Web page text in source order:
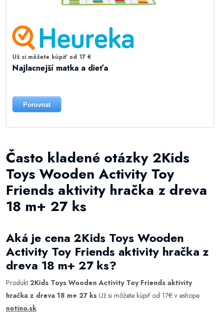
Už si môžete kúpiť od 17 €
Najlacnejší matka a dieťa
Porovnat
Často kladené otázky 2Kids
Toys Wooden Activity Toy
Friends aktivity hračka z dreva
18 m+ 27 ks
Aká je cena 2Kids Toys Wooden
Activity Toy Friends aktivity hračka z
dreva 18 m+ 27 ks?
Produkt 2Kids Toys Wooden Activity Toy Friends aktivity
hračka z dreva 18 m+ 27 ks Už si môžete kúpiť od 17€ v eshope
notino.sk.